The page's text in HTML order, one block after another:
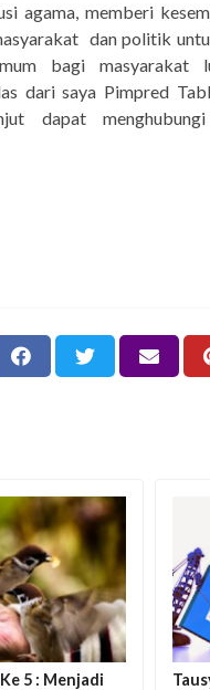
agama, memberi
dan politik
bagi masyarakat
dari saya Pimpred
dapat
5 : Menjadi